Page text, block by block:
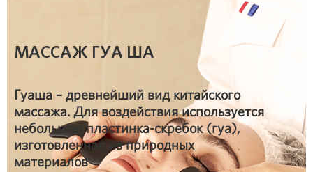
МАССАЖ ГУА ША
Гуаша – древнейший вид китайского
массажа. Для воздействия используется
небольшая пластинка-скребок (гуа),
изготовленная из природных
материалов